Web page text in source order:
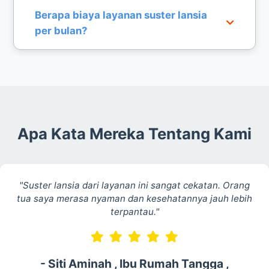
Kami menyediakan suster dengan kualifikasi
medis yang mampu melakukan tindakan dasar
seperti cek tanda vital, infus, dan pemberian obat
sesuai resep.
Berapa biaya layanan suster lansia
per bulan?
Apa Kata Mereka Tentang Kami
"Suster lansia dari layanan ini sangat cekatan. Orang
tua saya merasa nyaman dan kesehatannya jauh lebih
terpantau."
- Siti Aminah , Ibu Rumah Tangga ,